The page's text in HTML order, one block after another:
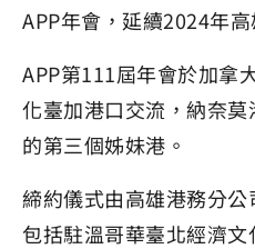
APP年會，延續2024年高
APP第111屆年會於加拿
化臺加港口交流，納奈
的第三個姊妹港。
締約儀式由高雄港務分
包括駐溫哥華臺北經濟